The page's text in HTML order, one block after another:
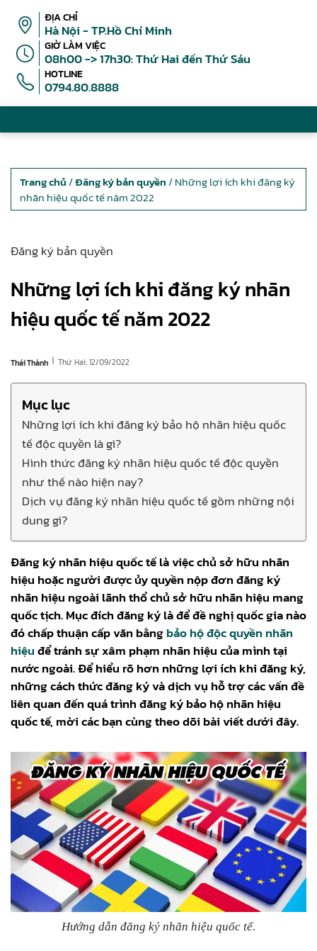
ĐỊA CHỈ
Hà Nội - TP.Hồ Chí Minh
GIỜ LÀM VIỆC
08h00 -> 17h30: Thứ Hai đến Thứ Sáu
HOTLINE
0794.80.8888
Trang chủ /Đăng ký bản quyền / Những lợi ích khi đăng ký
nhãn hiệu quốc tế năm 2022
Đăng ký bản quyền
Những lợi ích khi đăng ký nhãn
hiệu quốc tế năm 2022
Thái Thành | Thứ Hai, 12/09/2022
Mục lục
Những lợi ích khi đăng ký bảo hộ nhãn hiệu quốc
tế độc quyền là gì?
Hình thức đăng ký nhãn hiệu quốc tế độc quyền
như thế nào hiện nay?
Dịch vụ đăng ký nhãn hiệu quốc tế gồm những nội
dung gì?
Đăng ký nhãn hiệu quốc tế là việc chủ sở hữu nhãn
hiệu hoặc người được ủy quyền nộp đơn đăng ký
nhãn hiệu ngoài lãnh thổ chủ sở hữu nhãn hiệu mang
quốc tịch. Mục đích đăng ký là để đề nghị quốc gia nào
đó chấp thuận cấp văn bằngbảo hộ độc quyền nhãn
hiệuđể tránh sự xâm phạm nhãn hiệu của mình tại
nước ngoài. Để hiểu rõ hơn những lợi ích khi đăng ký,
những cách thức đăng ký và dịch vụ hỗ trợ các vấn đề
liên quan đến quá trình đăng ký bảo hộ nhãn hiệu
quốc tế, mời các bạn cùng theo dõi bài viết dưới đây.
Hướng dẫn đăng ký nhãn hiệu quốc tế.